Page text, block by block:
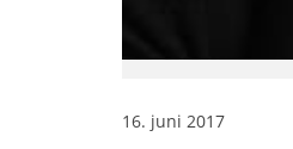
16. juni 2017